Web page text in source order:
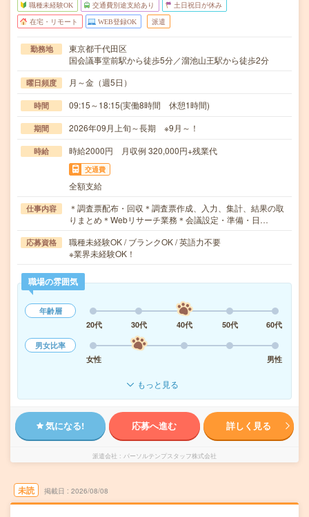
職種未経験OK 交通費別途支給あり 土日祝日が休み
在宅・リモート WEB登録OK 派遣
勤務地
東京都千代田区
国会議事堂前駅から徒歩5分／溜池山王駅から徒歩2分
曜日頻度 月～金（週5日）
時間 09:15～18:15(実働8時間 休憩1時間)
期間 2026年09月上旬～長期 ※9月～！
時給 時給2000円 月収例 320,000円+残業代
交通費
全額支給
仕事内容
＊調査票配布・回収＊調査票作成、入力、集計、結果の取
りまとめ＊Webリサーチ業務＊会議設定・準備・日…
応募資格
職種未経験OK / ブランクOK / 英語力不要
※業界未経験OK！
職場の雰囲気
年齢層
20代
30代 40代 50代
60代
男女比率
女性
男性
もっと見る
気になる! 応募へ進む 詳しく見る
派遣会社 パーソルテンプスタッフ株式会社
未読 掲載日 2026/08/08